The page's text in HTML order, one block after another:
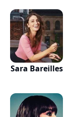
Sara Bareilles